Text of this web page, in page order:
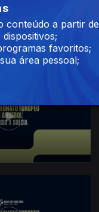
conteúdo a partir
dispositivos;
favoritos;
área pessoal;